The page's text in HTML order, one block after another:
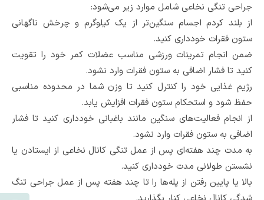
جراحی‌ تنگی نخاعی‌ شامل موارد زیر می‌شود:
از بلند کردم اجسام سنگین‌تر از یک کیلوگرم و چرخش ناگهانی
ستون فقرات خودداری کنید.
ضمن انجام تمرینات ورزشی مناسب عضلات کمر خود را تقویت
کنید تا فشار اضافی به ستون فقرات وارد نشود.
رژیم غذایی خود را کنترل کنید‌ تا وزن شما در محدوده مناسبی
حفظ شود و استحکام ستون فقرات افزایش یابد.
از انجام فعالیت‌های سنگین مانند باغبانی خودداری کنید تا فشار
اضافی به ستون فقرات وارد نشود.
به مدت چند هفته‌ای پس از عمل تنگی کانال نخاعی از ایستادن یا
نشستن طولانی مدت خودداری کنید.
بالا یا پایین رفتن از پله‌ها را تا چند هفته پس از عمل جراحی تنگ